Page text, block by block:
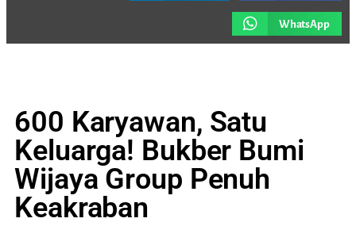
WhatsApp
600 Karyawan, Satu
Keluarga! Bukber Bumi
Wijaya Group Penuh
Keakraban